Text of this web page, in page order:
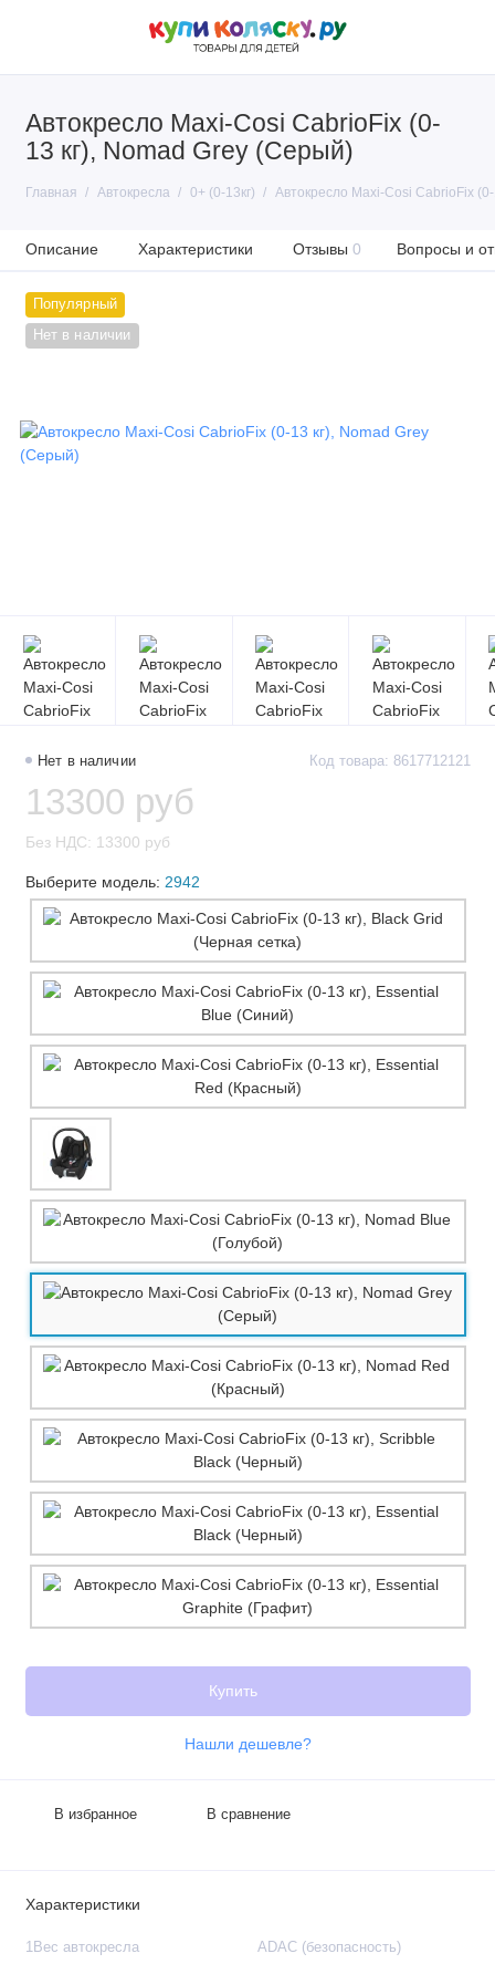
Автокресло Maxi-Cosi CabrioFix (0-
13 кг), Nomad Grey (Серый)
Главная Автокресла 0+ (0-13кг) Автокресло Maxi-Cosi CabrioFix
Описание Характеристики Отзывы 0 Вопросы и
Популярный
Нет в наличии
Нет в наличии Код товара: 8617712121
13300 руб
Без НДС: 13300 руб
Выберите модель: 2942
Купить
Нашли дешевле?
В избранное В сравнение
Характеристики
1Вес автокресла ADAC (безопасность)